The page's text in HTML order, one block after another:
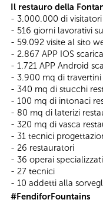
Il restauro della
- 3.000.000 di visitatori
- 516 giorni lavorativi
- 59.092 visite al sito
- 2.867 APP IOS
- 1.721 APP Android
- 3.900 mq di
- 340 mq di stucchi
- 100 mq di intonaci
- 80 mq di laterizi
- 320 mq di vasca
- 31 tecnici
- 26 restauratori
- 36 operai specializzati
- 27 tecnici
- 10 addetti alla
#FendiforFountains